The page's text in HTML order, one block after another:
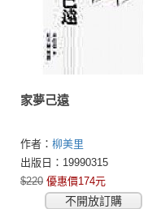
家夢己遠
作者： 柳美里
出版日：19990315
$220 優惠價174元
不開放訂購